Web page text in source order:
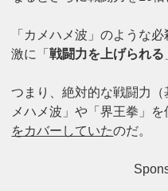
「カメハメ波」のような
激に「戦闘力を上げられる
つまり、絶対的な戦闘力
メハメ波」や「界王拳」
をカバーしていたのだ。